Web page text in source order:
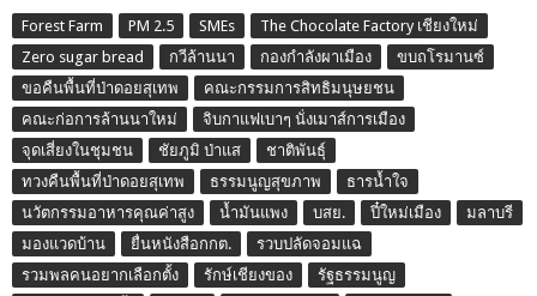
Forest Farm PM 2.5 SMEs
The Chocolate Factory เชียงใหม่
Zero sugar bread
กวีล้านนา กองกำลังผาเมือง
ขบถโรมานซ์
ขอคืนพื้นที่ป่าดอยสุเทพ
คณะกรรมการสิทธิมนุษยชน
คณะก่อการล้านนาใหม่
จิบกาแฟเบาๆ นั่งเมาส์การเมือง
จุดเสี่ยงในชุมชน
ชัยภูมิ ป่าแส
ชาติพันธุ์
ทวงคืนพื้นที่ป่าดอยสุเทพ
ธรรมนูญสุขภาพ
ธารน้ำใจ
นวัตกรรมอาหารคุณค่าสูง
น้ำมันแพง บสย. ปี๋ใหม่เมือง
มลาบรี
มองแวดบ้าน
ยื่นหนังสือกกต.
รวบปลัดจอมแฉ
รวมพลคนอยากเลือกตั้ง
รักษ์เชียงของ
รัฐธรรมนูญ